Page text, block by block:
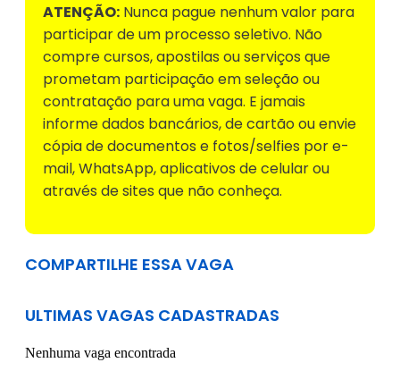
ATENÇÃO: Nunca pague nenhum valor para
participar de um processo seletivo. Não
compre cursos, apostilas ou serviços que
prometam participação em seleção ou
contratação para uma vaga. E jamais
informe dados bancários, de cartão ou envie
cópia de documentos e fotos/selfies por e-
mail, WhatsApp, aplicativos de celular ou
através de sites que não conheça.
COMPARTILHE ESSA VAGA
ULTIMAS VAGAS CADASTRADAS
Nenhuma vaga encontrada